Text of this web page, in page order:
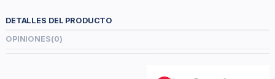
DETALLES DEL PRODUCTO
OPINIONES(0)